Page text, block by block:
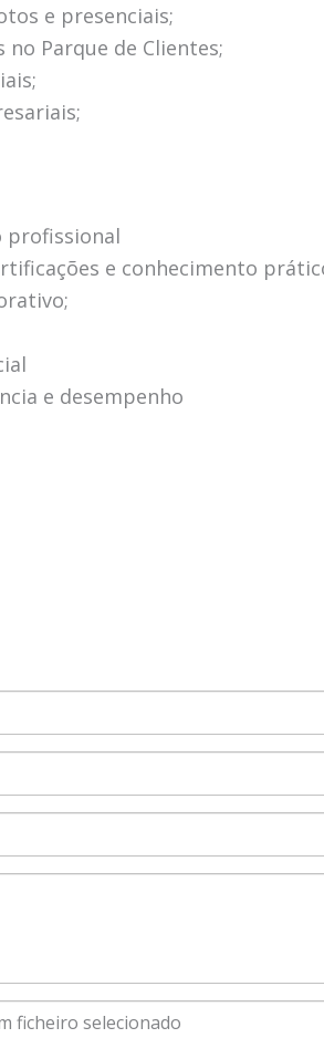
e presenciais;
Parque de Clientes;
profissional
e conhecimento
e desempenho
ficheiro selecionado